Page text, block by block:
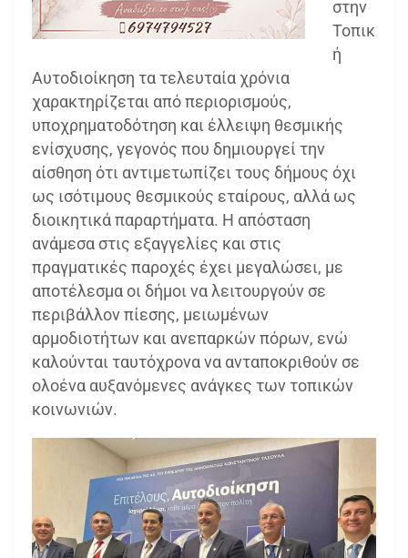
στην
Τοπικ
ή
Αυτοδιοίκηση τα τελευταία χρόνια
χαρακτηρίζεται από περιορισμούς,
υποχρηματοδότηση και έλλειψη θεσμικής
ενίσχυσης, γεγονός που δημιουργεί την
αίσθηση ότι αντιμετωπίζει τους δήμους όχι
ως ισότιμους θεσμικούς εταίρους, αλλά ως
διοικητικά παραρτήματα. Η απόσταση
ανάμεσα στις εξαγγελίες και στις
πραγματικές παροχές έχει μεγαλώσει, με
αποτέλεσμα οι δήμοι να λειτουργούν σε
περιβάλλον πίεσης, μειωμένων
αρμοδιοτήτων και ανεπαρκών πόρων, ενώ
καλούνται ταυτόχρονα να ανταποκριθούν σε
ολοένα αυξανόμενες ανάγκες των τοπικών
κοινωνιών.